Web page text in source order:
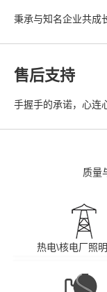
秉承与知名企业共成
售后支持
手握手的承诺，心连
质量
热电\核电厂照